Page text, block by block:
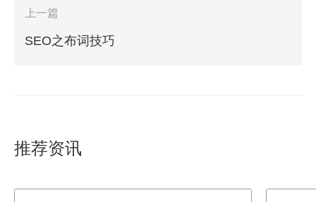
上一篇
SEO之布词技巧
推荐资讯